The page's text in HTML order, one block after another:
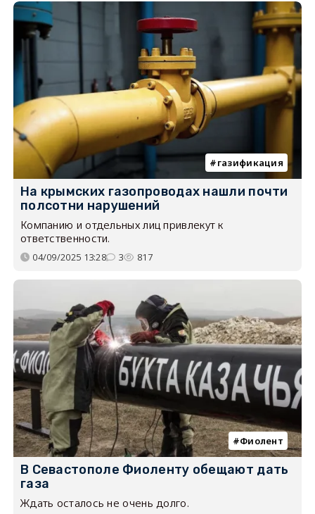
газификация
На крымских газопроводах нашли почти
полсотни нарушений
Компанию и отдельных лиц привлекут к
ответственности.
04/09/2025 13:28 3 817
Фиолент
В Севастополе Фиоленту обещают дать
газа
Ждать осталось не очень долго.